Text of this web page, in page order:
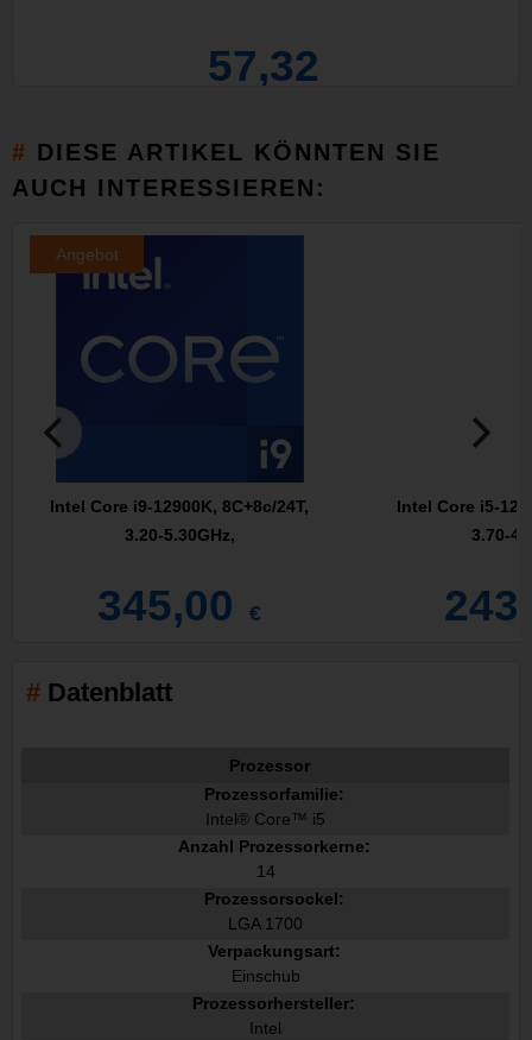
57,32
DIESE ARTIKEL KÖNNTEN SIE
AUCH INTERESSIEREN:
Angebot
Intel Core i9-12900K, 8C+8c/24T,
3.20-5.30GHz,
345,00 €
Intel Core i5-
3.70-
Datenblatt
Prozessor
Prozessorfamilie:
Intel® Core™ i5
Anzahl Prozessorkerne:
14
Prozessorsockel:
LGA 1700
Verpackungsart:
Einschub
Prozessorhersteller:
Intel